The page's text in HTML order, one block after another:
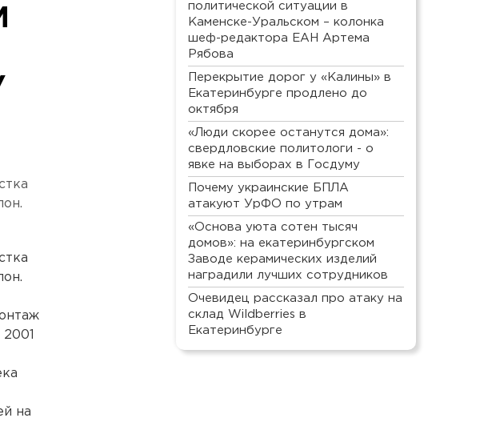
на
политической ситуации в
Каменске-Уральском – колонка
шеф-редактора ЕАН Артема
Рябова
Перекрытие дорог у «Калины» в
Екатеринбурге продлено до
октября
«Люди скорее останутся дома»:
свердловские политологи - о
явке на выборах в Госдуму
Почему украинские БПЛА
атакуют УрФО по утрам
«Основа уюта сотен тысяч
домов»: на екатеринбургском
Заводе керамических изделий
наградили лучших сотрудников
Очевидец рассказал про атаку на
склад Wildberries в
Екатеринбурге